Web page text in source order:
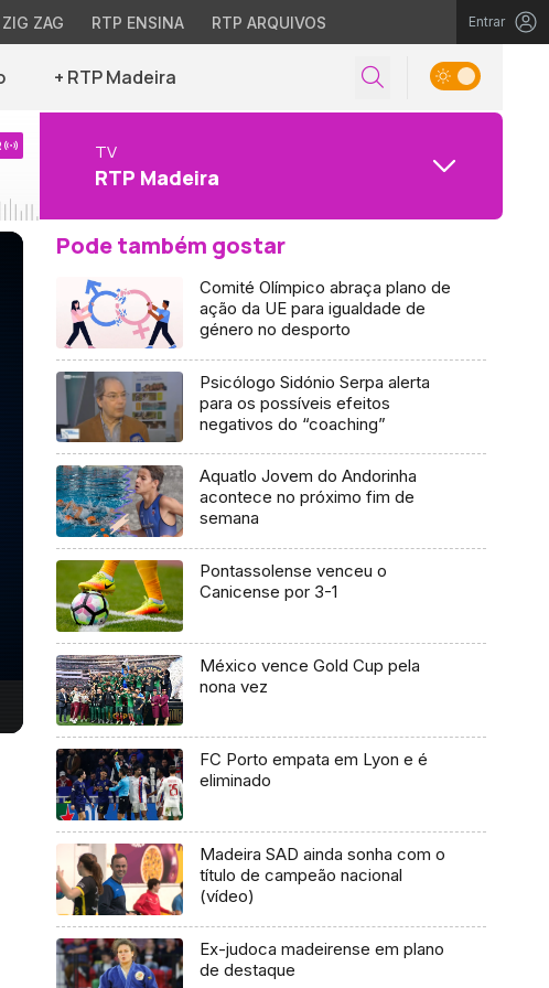
ZAG RTP ENSINA RTP ARQUIVOS Entrar
+ RTP Madeira
TV
RTP Madeira
Pode também gostar
Comité Olímpico abraça plano de
ação da UE para igualdade de
género no desporto
Psicólogo Sidónio Serpa alerta
para os possíveis efeitos
negativos do “coaching”
Aquatlo Jovem do Andorinha
acontece no próximo fim de
semana
Pontassolense venceu o
Canicense por 3-1
México vence Gold Cup pela
nona vez
FC Porto empata em Lyon e é
eliminado
Madeira SAD ainda sonha com o
título de campeão nacional
(vídeo)
Ex-judoca madeirense em plano
de destaque